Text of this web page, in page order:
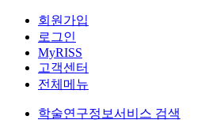
회원가입
로그인
MyRISS
고객센터
전체메뉴
학술연구정보서비스 검색